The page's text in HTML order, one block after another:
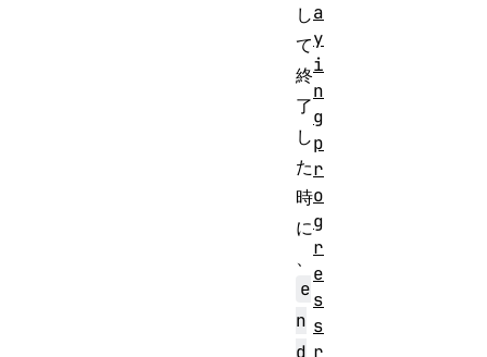
し
て
終
了
し
た
時
に
、
e
n
a
y
i
n
g
p
r
o
g
r
e
s
s